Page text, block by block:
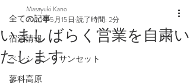
全ての記事
宿泊情報
ペンション・サンセット
蓼科高原
いましばらく営業を自粛い
たします
Masayuki Kano
2020年5月15日 読了時間: 2分